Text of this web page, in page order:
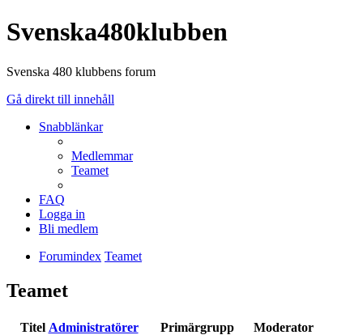
Svenska480klubben
Svenska 480 klubbens forum
Gå direkt till innehåll
Snabblänkar
Medlemmar
Teamet
FAQ
Logga in
Bli medlem
Forumindex Teamet
Teamet
Titel Administratörer Primärgrupp
Moderator